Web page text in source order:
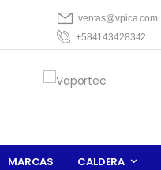
ventas@vpica.com
+584143428342
MARCAS CALDERA